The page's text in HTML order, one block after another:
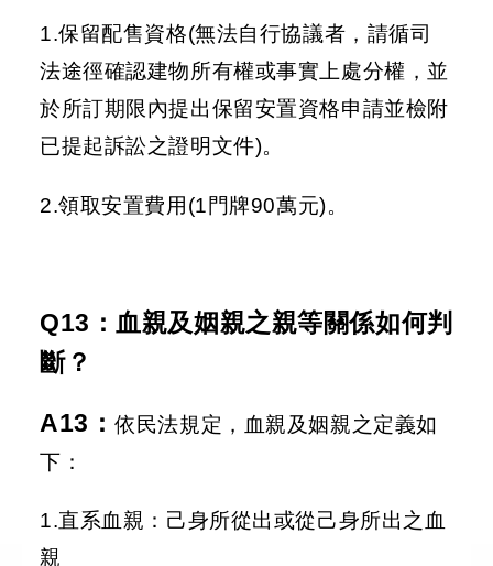
1.保留配售資格(無法自行協議者，請循司
法途徑確認建物所有權或事實上處分權，並
於所訂期限內提出保留安置資格申請並檢附
已提起訴訟之證明文件)。
2.領取安置費用(1門牌90萬元)。
Q13：血親及姻親之親等關係如何判
斷？
A13 ：依民法規定，血親及姻親之定義如
下：
1.直系血親：己身所從出或從己身所出之血
親